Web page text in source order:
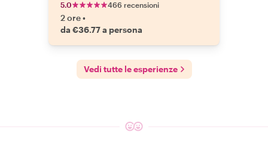
5.0 466 recensioni
2 ore•
da €36.77 a persona
Vedi tutte le esperienze